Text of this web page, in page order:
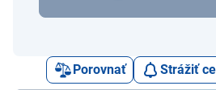
Porovnať Strážiť